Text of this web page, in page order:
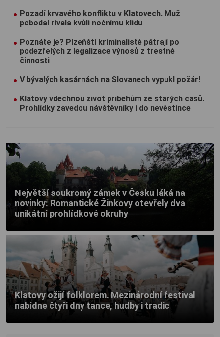
Pozadí krvavého konfliktu v Klatovech. Muž
pobodal rivala kvůli nočnímu klidu
Poznáte je? Plzeňští kriminalisté pátrají po
podezřelých z legalizace výnosů z trestné
činnosti
V bývalých kasárnách na Slovanech vypukl požár!
Klatovy vdechnou život příběhům ze starých časů.
Prohlídky zavedou návštěvníky i do nevěstince
Největší soukromý zámek v Česku láká na
novinky: Romantické Žinkovy otevřely dva
unikátní prohlídkové okruhy
Klatovy ožijí folklorem. Mezinárodní festival
nabídne čtyři dny tance, hudby i tradic